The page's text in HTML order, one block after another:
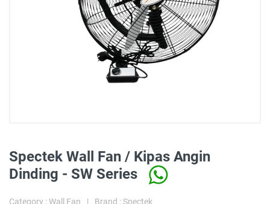
Spectek Wall Fan / Kipas Angin
Dinding - SW Series
Category : Wall Fan | Brand : Spectek